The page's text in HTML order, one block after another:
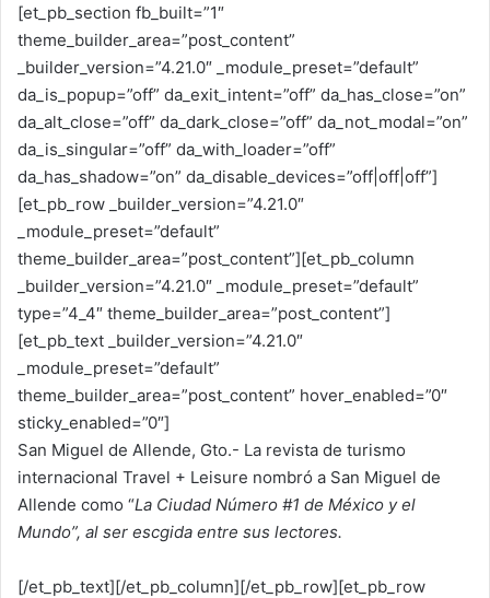
[et_pb_section fb_built=”1″
theme_builder_area=”post_content”
_builder_version=”4.21.0″ _module_preset=”default”
da_is_popup=”off” da_exit_intent=”off” da_has_close=”on”
da_alt_close=”off” da_dark_close=”off” da_not_modal=”on”
da_is_singular=”off” da_with_loader=”off”
da_has_shadow=”on” da_disable_devices=”off|off|off”]
[et_pb_row _builder_version=”4.21.0″
_module_preset=”default”
theme_builder_area=”post_content”][et_pb_column
_builder_version=”4.21.0″ _module_preset=”default”
type=”4_4″ theme_builder_area=”post_content”]
[et_pb_text _builder_version=”4.21.0″
_module_preset=”default”
theme_builder_area=”post_content” hover_enabled=”0″
sticky_enabled=”0″]
San Miguel de Allende, Gto.- La revista de turismo
internacional Travel + Leisure nombró a San Miguel de
Allende como “La Ciudad Número #1 de México y el
Mundo”, al ser escgida entre sus lectores.
[/et_pb_text][/et_pb_column][/et_pb_row][et_pb_row